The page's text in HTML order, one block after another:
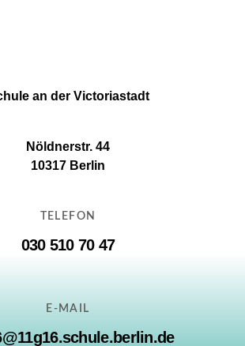
an der Victoriastadt
Nöldnerstr. 44
10317 Berlin
TELEFON
030 510 70 47
E-MAIL